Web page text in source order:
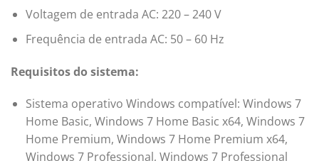
Voltagem de entrada AC: 220 – 240 V
Frequência de entrada AC: 50 – 60 Hz
Requisitos do sistema:
Sistema operativo Windows compatível: Windows 7
Home Basic, Windows 7 Home Basic x64, Windows 7
Home Premium, Windows 7 Home Premium x64,
Windows 7 Professional, Windows 7 Professional